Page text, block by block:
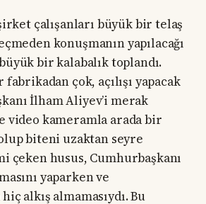
çalışanları büyük bir telaş
konuşmanın yapılacağı
bir kalabalık toplandı.
fabrikadan çok, açılışı yapacak
İlham Aliyev’i merak
video kameramla arada bir
biteni uzaktan seyre
çeken husus, Cumhurbaşkanı
yaparken ve
alkış almamasıydı. Bu